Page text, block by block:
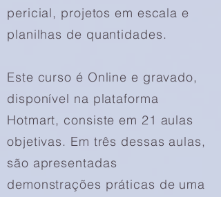
pericial, projetos em escala e
planilhas de quantidades.
Este curso é Online e gravado,
disponível na plataforma
Hotmart, consiste em 21 aulas
objetivas. Em três dessas aulas,
são apresentadas
demonstrações práticas de uma